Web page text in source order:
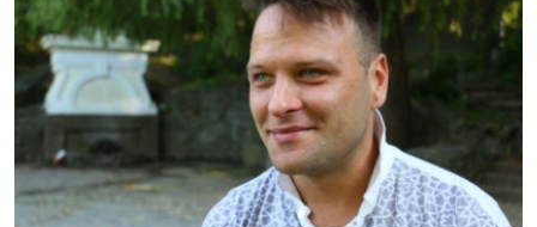
ВСЕ ЗА ДЕНЬ
СПЕЦПРОЕКТИ
ДЕПОРТАЦІЯ
ВІДЕОУРОКИ «ELIFBE»
СВІДЧЕННЯ ОКУПАЦІЇ
ЯК ОБІЙТИ БЛОКУВАННЯ
Русский
Qırımtatar